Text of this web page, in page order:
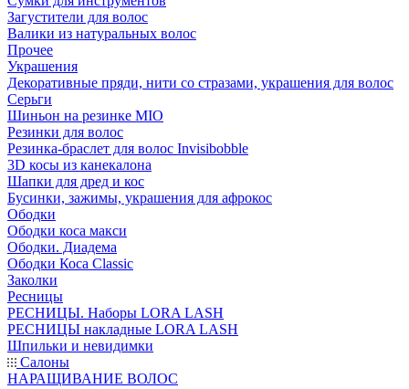
Загустители для волос
Валики из натуральных волос
Прочее
Украшения
Декоративные пряди, нити со стразами, украшения для волос
Серьги
Шиньон на резинке MIO
Резинки для волос
Резинка-браслет для волос Invisibobble
3D косы из канекалона
Шапки для дред и кос
Бусинки, зажимы, украшения для афрокос
Ободки
Ободки коса макси
Ободки. Диадема
Ободки Коса Classic
Заколки
Ресницы
РЕСНИЦЫ. Наборы LORA LASH
РЕСНИЦЫ накладные LORA LASH
Шпильки и невидимки
Салоны
НАРАЩИВАНИЕ ВОЛОС